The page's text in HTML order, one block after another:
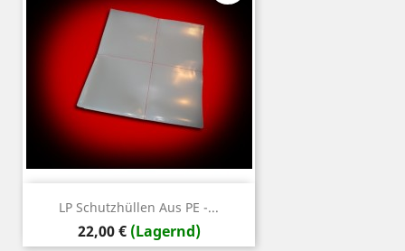
LP Schutzhüllen Aus PE -...
Preis
22,00 € (Lagernd)